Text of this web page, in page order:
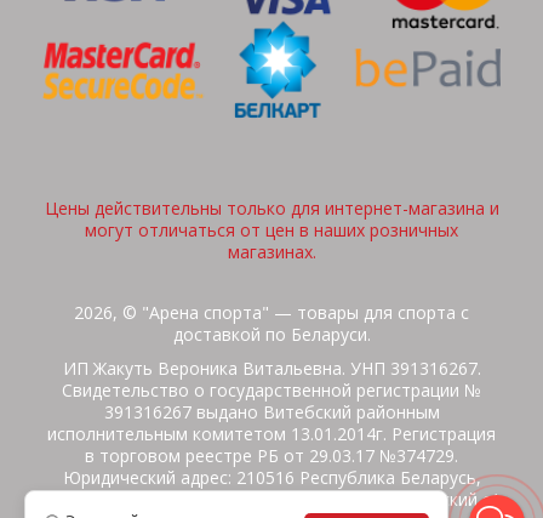
Цены действительны только для интернет-магазина и
могут отличаться от цен в наших розничных
магазинах.
2026, © "Арена спорта" — товары для спорта с
доставкой по Беларуси.
ИП Жакуть Вероника Витальевна. УНП 391316267.
Свидетельство о государственной регистрации №
391316267 выдано Витебский районным
исполнительным комитетом 13.01.2014г. Регистрация
в торговом реестре РБ от 29.03.17 №374729.
Юридический адрес: 210516 Республика Беларусь,
Витебская область, Витебский район, Бабиничский с/